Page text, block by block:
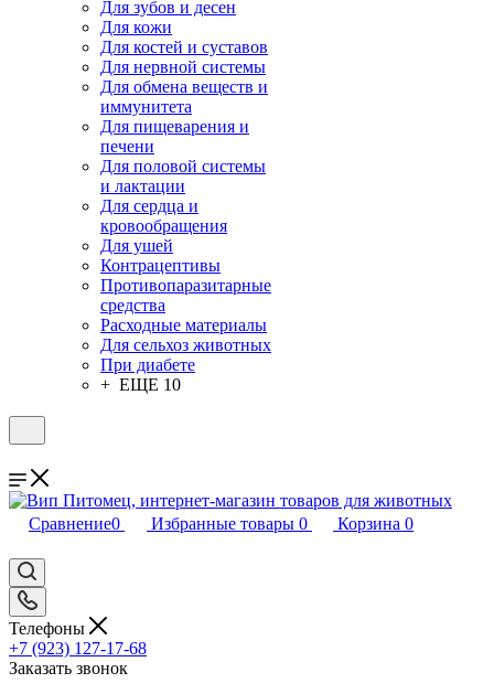
Для зубов и десен
Для кожи
Для костей и суставов
Для нервной системы
Для обмена веществ и
иммунитета
Для пищеварения и
печени
Для половой системы
и лактации
Для сердца и
кровообращения
Для ушей
Контрацептивы
Противопаразитарные
средства
Расходные материалы
Для сельхоз животных
При диабете
+ ЕЩЕ 10
Сравнение0 Избранные товары 0 Корзина 0
Телефоны
+7 (923) 127-17-68
Заказать звонок